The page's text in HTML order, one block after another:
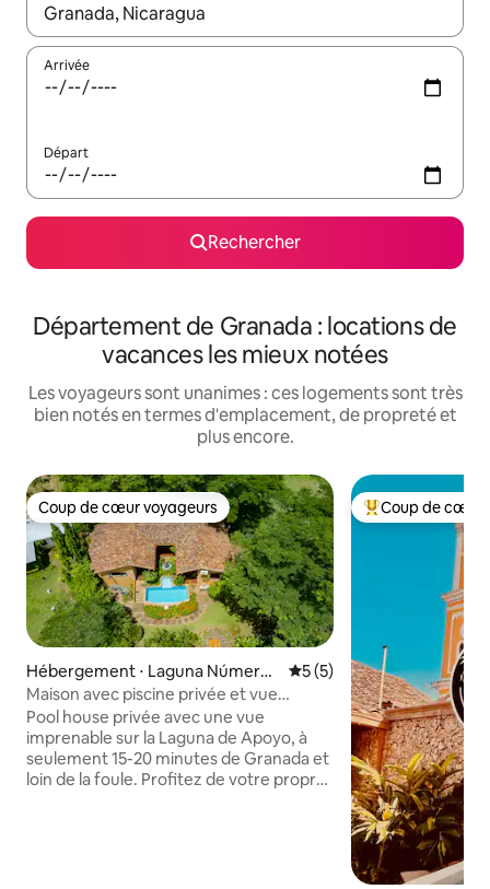
Lorsque les résultats s'affichent, utilisez les flèches vers le
Arrivée
Départ
Rechercher
Département de Granada : locations de
vacances les mieux notées
Les voyageurs sont unanimes : ces logements sont très
bien notés en termes d'emplacement, de propreté et
plus encore.
Coup de cœur voyageurs
Coup de cœur voyageurs
Hébergement ⋅ Laguna Número
2
Évaluation moyenne sur
5 (5)
Maison avec piscine privée et vue
imprenable sur le lagon
Pool house privée avec une vue
imprenable sur la Laguna de Apoyo, à
seulement 15-20 minutes de Granada et
loin de la foule. Profitez de votre propre
Coups de cœur
Coup de cœur